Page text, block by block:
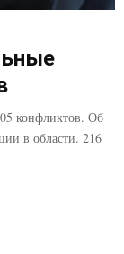
конфликтов. Об
в области. 216